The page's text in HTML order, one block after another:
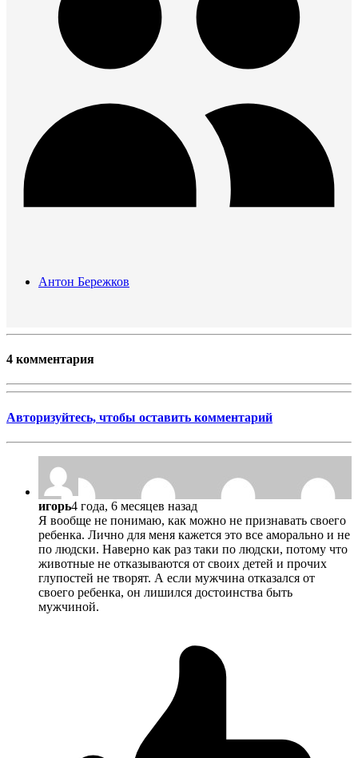
Антон Бережков
4 комментария
Авторизуйтесь, чтобы оставить комментарий
игорь4 года, 6 месяцев назад
Я вообще не понимаю, как можно не признавать своего
ребенка. Лично для меня кажется это все аморально и не
по людски. Наверно как раз таки по людски, потому что
животные не отказываются от своих детей и прочих
глупостей не творят. А если мужчина отказался от
своего ребенка, он лишился достоинства быть
мужчиной.